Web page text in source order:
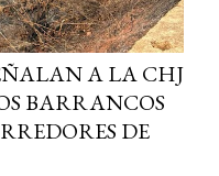
A LA CHJ
BARRANCOS
DE